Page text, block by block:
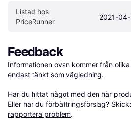
Listad hos
PriceRunner
2021-
Feedback
Informationen ovan kommer från
endast tänkt som vägledning.
Har du hittat något med den här
Eller har du förbättringsförslag?
rapportera problem.